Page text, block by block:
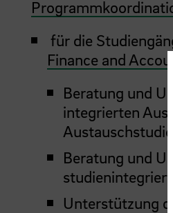
für die
Finance and
Beratung und
integrierten
Beratung und
Unterstützung